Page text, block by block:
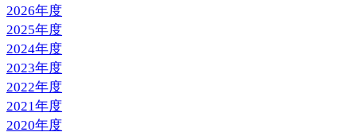
2026年度
2025年度
2024年度
2023年度
2022年度
2021年度
2020年度